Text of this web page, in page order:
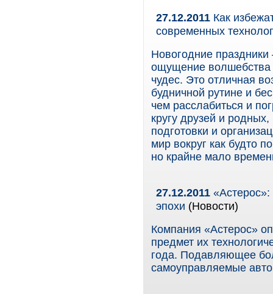
27.12.2011 Как
современных
Новогодние праздники
ощущение волшебства
чудес. Это отличная
будничной рутине и
чем расслабиться и
кругу друзей и
подготовки и
мир вокруг как будто
но крайне мало
27.12.2011
эпохи (Новости)
Компания «Астерос»
предмет их
года. Подавляющее
самоуправляемые